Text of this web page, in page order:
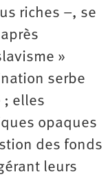
riches –, se
»
serbe
; elles
opaques
des fonds
leurs